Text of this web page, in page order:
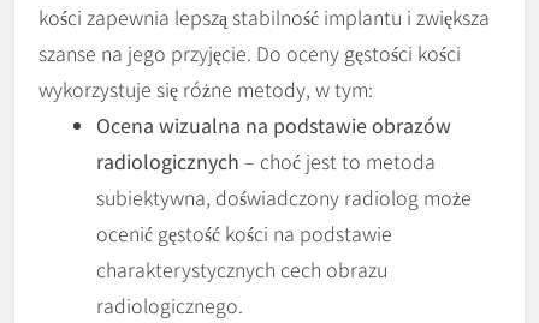
kości zapewnia lepszą stabilność implantu i zwiększa
szanse na jego przyjęcie. Do oceny gęstości kości
wykorzystuje się różne metody, w tym:
Ocena wizualna na podstawie obrazów
radiologicznych – choć jest to metoda
subiektywna, doświadczony radiolog może
ocenić gęstość kości na podstawie
charakterystycznych cech obrazu
radiologicznego.